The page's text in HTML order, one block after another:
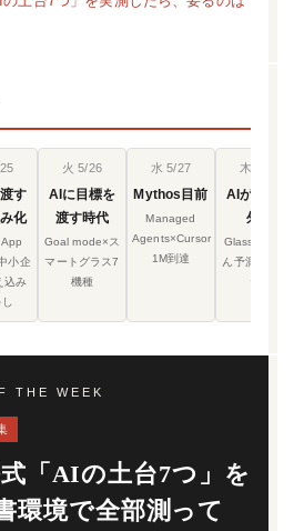
す
化
小企
込み
火 5/26
AIに目標を
渡す時代
Goal mode×ス
マートグラス7
機種
水 5/27
Mythos目前
Managed
Agents×Cursor
1M到達
木 5/28
AIが机から
外へ
Glasswing×が
ん予測AI×ロボ
THE WEEK
「AIの土台7つ」を
環境で全部測って